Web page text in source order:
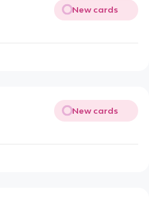
New cards
New cards